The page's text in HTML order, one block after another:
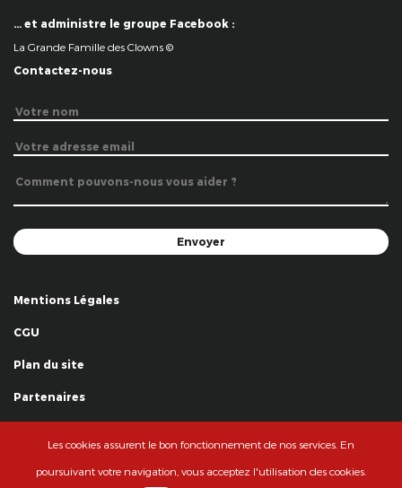
… et administre le groupe Facebook :
La Grande Famille des Clowns ©
Contactez-nous
Mentions Légales
CGU
Plan du site
Partenaires
© La Grande Famille des Clowns - 2018
Les cookies assurent le bon fonctionnement de nos services. En
poursuivant votre navigation, vous acceptez l'utilisation des cookies.